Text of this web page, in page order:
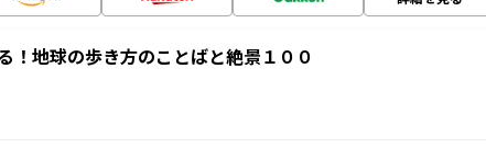
！地球の歩き方のことばと絶景１００